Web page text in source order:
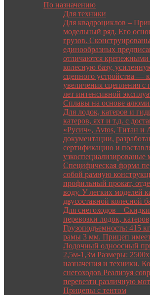
По назначению
Для техники
Для квадроциклов –
модельный ряд. Его
грузов.
единообразных
отличаются крепежными
колесную базу,
сцепного устройства —
увеличения сцепления с
лет интенсивной
Сплавы на основе
Для лодок, катеров и
катеров, яхт и т.д. с
«Русич», Avtos, Титан и
документации,
сертификацию и
узкоспециализированые
Специфическая форма
собой рамную
профильный прокат,
воду. У легких моделей
двусоставной колесной
Для снегоходов –
перевозки лодок,
Грузоподъемность: 415
рамы 3 мм. Прицеп
Лодочный одноосный
2,5м-1,3м Размеры:
назначения и техники.
снегоходов Реализуя
перевезти различную
Прицепы с тентом